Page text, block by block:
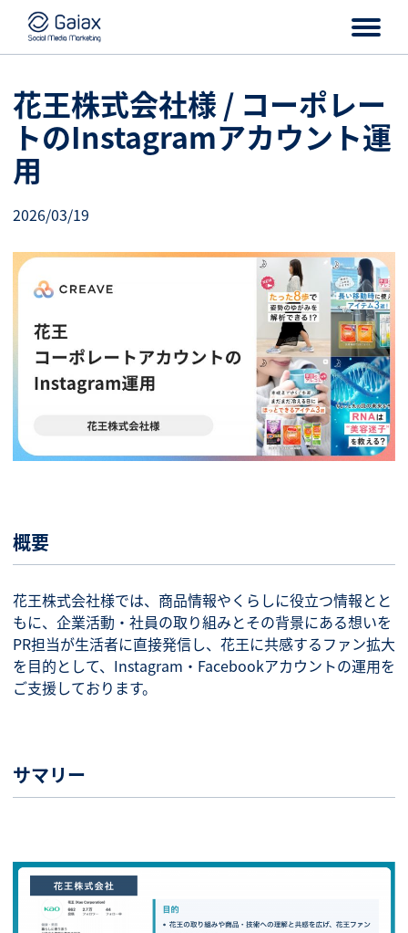
花王株式会社様 / コーポレー
トのInstagramアカウント運
用
2026/03/19
概要
花王株式会社様では、商品情報やくらしに役立つ情報とと
もに、企業活動・社員の取り組みとその背景にある想いを
PR担当が生活者に直接発信し、花王に共感するファン拡大
を目的として、Instagram・Facebookアカウントの運用を
ご支援しております。
サマリー